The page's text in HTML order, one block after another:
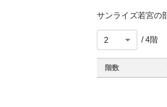
サンライズ若宮の
/4階
階数